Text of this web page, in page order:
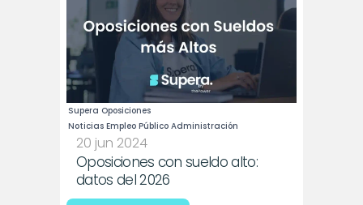
Supera Oposiciones
Noticias Empleo Público Administración
20 jun 2024
Oposiciones con sueldo alto:
datos del 2026